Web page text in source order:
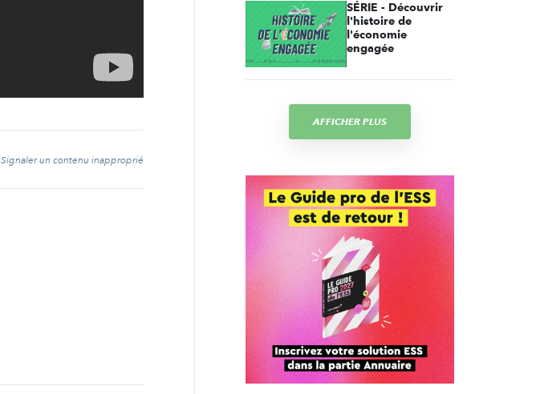
Signaler un contenu inapproprié
SÉRIE - Découvrir
l'histoire de
l'économie
engagée
AFFICHER PLUS